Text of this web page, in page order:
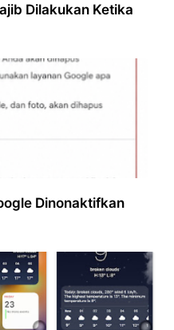
Dilakukan Ketika
Dinonaktifkan